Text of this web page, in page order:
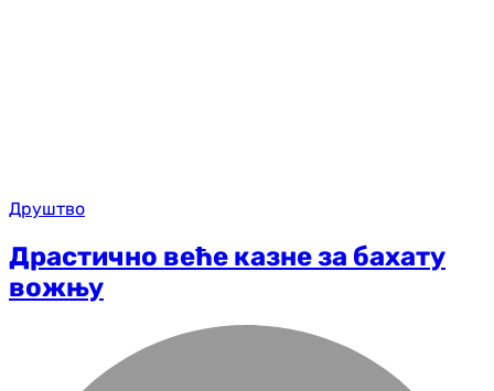
Друштво
Драстично веће казне за бахату
вожњу